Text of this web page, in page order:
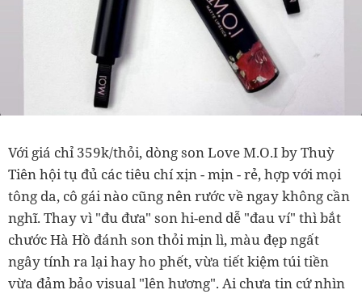
Với giá chỉ 359k/thỏi, dòng son Love M.O.I by Thuỳ
Tiên hội tụ đủ các tiêu chí xịn - mịn - rẻ, hợp với mọi
tông da, cô gái nào cũng nên rước về ngay không cần
nghĩ. Thay vì "đu đưa" son hi-end dễ "đau ví" thì bắt
chước Hà Hồ đánh son thỏi mịn lì, màu đẹp ngất
ngây tính ra lại hay ho phết, vừa tiết kiệm túi tiền
vừa đảm bảo visual "lên hương". Ai chưa tin cứ nhìn